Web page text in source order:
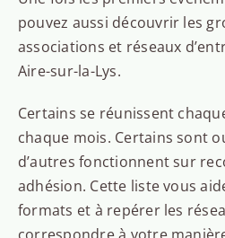
pouvez aussi découvrir les
associations et réseaux
Aire-sur-la-Lys.
Certains se réunissent
chaque mois. Certains sont
d’autres fonctionnent sur
adhésion. Cette liste vous
formats et à repérer les